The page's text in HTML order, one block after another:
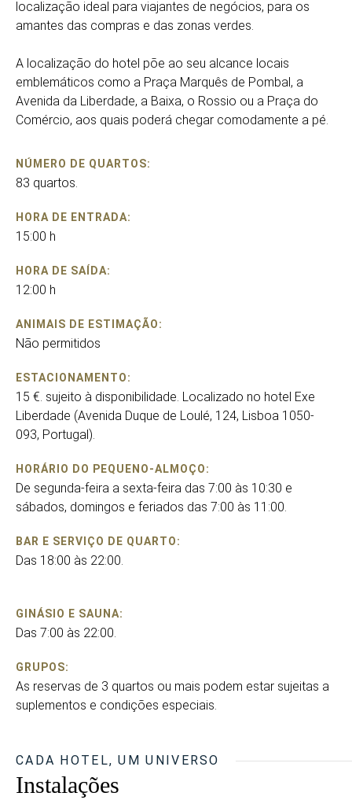
localização ideal para viajantes de negócios, para os
amantes das compras e das zonas verdes.
A localização do hotel põe ao seu alcance locais
emblemáticos como a Praça Marquês de Pombal, a
Avenida da Liberdade, a Baixa, o Rossio ou a Praça do
Comércio, aos quais poderá chegar comodamente a pé.
NÚMERO DE QUARTOS:
83 quartos.
HORA DE ENTRADA:
15:00 h
HORA DE SAÍDA:
12:00 h
ANIMAIS DE ESTIMAÇÃO:
Não permitidos
ESTACIONAMENTO:
15 €. sujeito à disponibilidade. Localizado no hotel Exe
Liberdade (Avenida Duque de Loulé, 124, Lisboa 1050-
093, Portugal).
HORÁRIO DO PEQUENO-ALMOÇO:
De segunda-feira a sexta-feira das 7:00 às 10:30 e
sábados, domingos e feriados das 7:00 às 11:00.
BAR E SERVIÇO DE QUARTO:
Das 18:00 às 22:00.
GINÁSIO E SAUNA:
Das 7:00 às 22:00.
GRUPOS:
As reservas de 3 quartos ou mais podem estar sujeitas a
suplementos e condições especiais.
CADA HOTEL, UM UNIVERSO
Instalações